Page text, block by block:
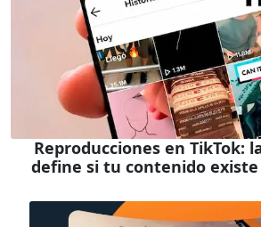
Reproducciones en TikTok:
define si tu contenido existe